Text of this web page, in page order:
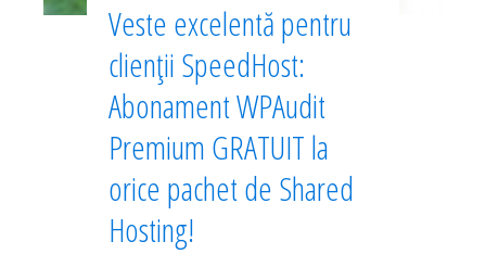
Veste excelentă pentru
clienții SpeedHost:
Abonament WPAudit
Premium GRATUIT la
orice pachet de Shared
Hosting!